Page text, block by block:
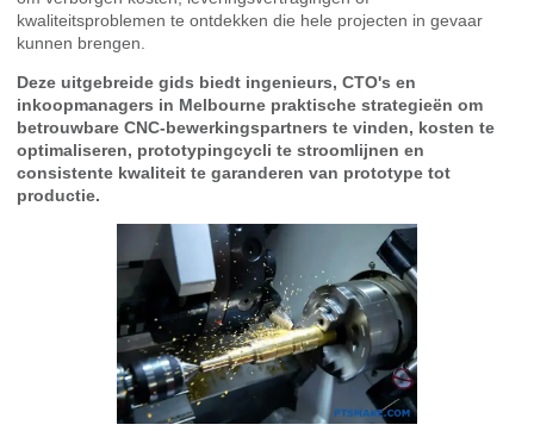
kwaliteitsproblemen te ontdekken die hele projecten in gevaar
kunnen brengen.
Deze uitgebreide gids biedt ingenieurs, CTO's en
inkoopmanagers in Melbourne praktische strategieën om
betrouwbare CNC-bewerkingspartners te vinden, kosten te
optimaliseren, prototypingcycli te stroomlijnen en
consistente kwaliteit te garanderen van prototype tot
productie.